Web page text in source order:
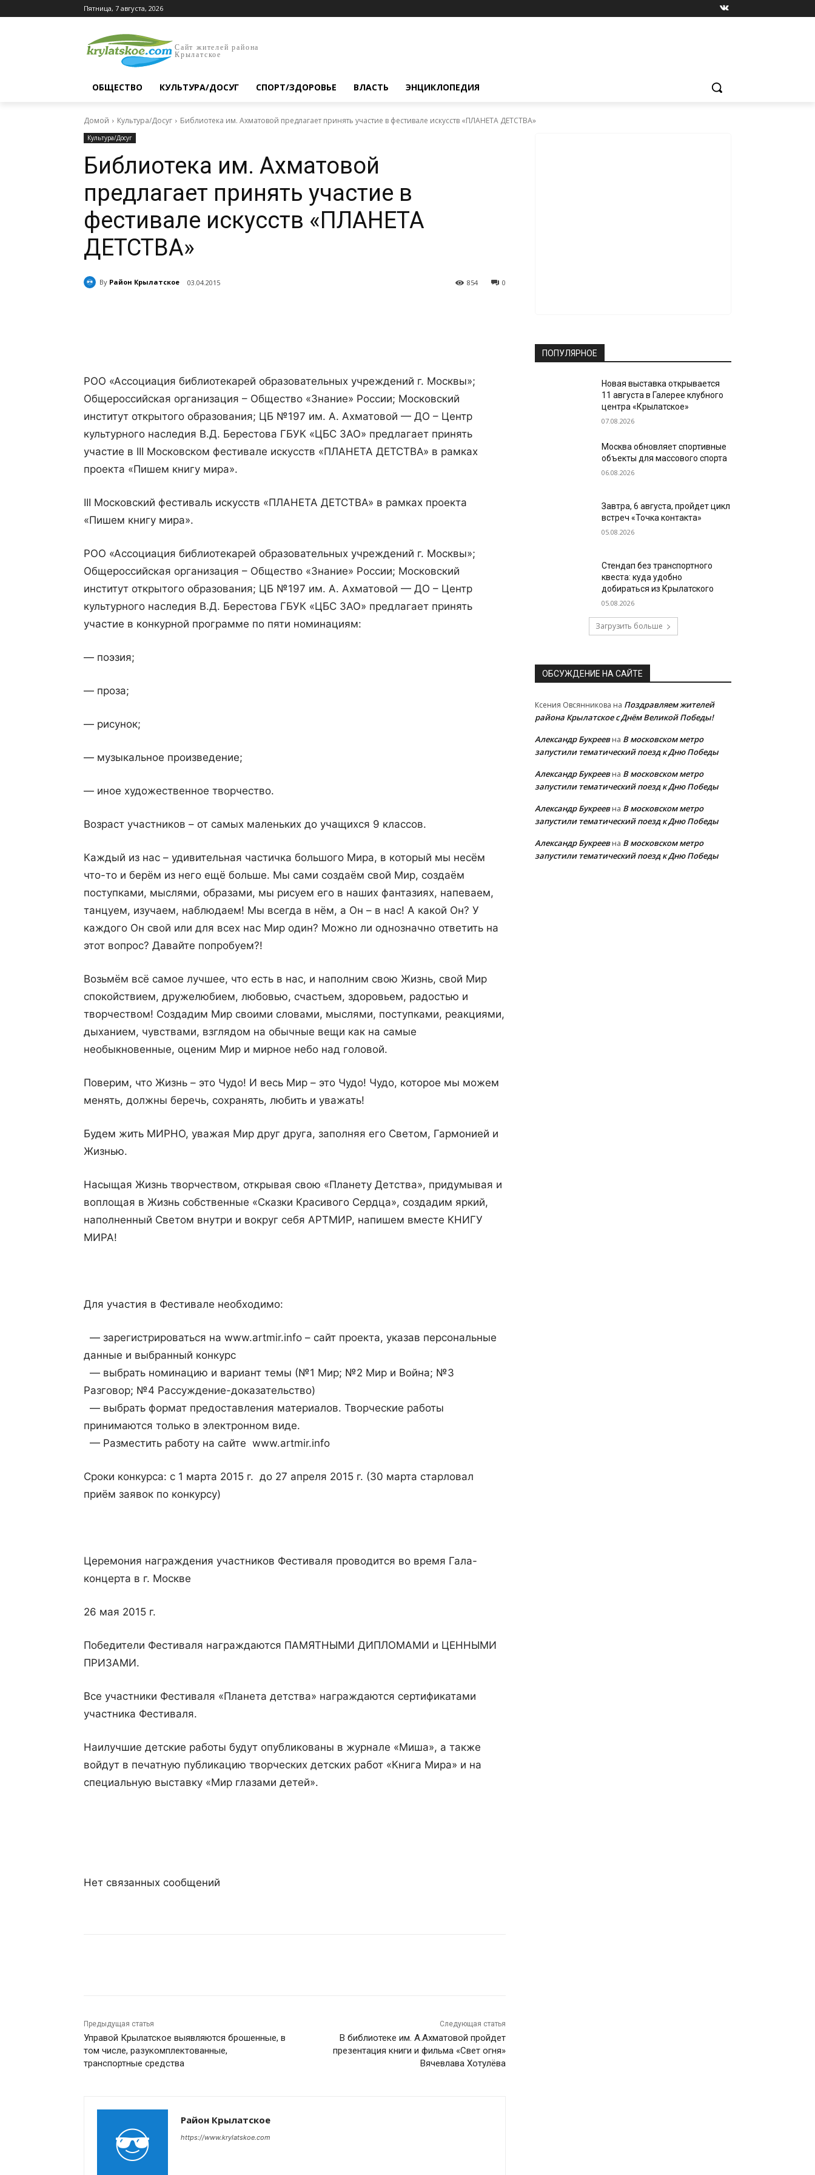
Пятница, 7 августа, 2026
Сайт жителей района
Крылатское
ОБЩЕСТВО КУЛЬТУРА/ДОСУГ СПОРТ/ЗДОРОВЬЕ ВЛАСТЬ ЭНЦИКЛОПЕДИЯ
Домой Культура/Досуг Библиотека им. Ахматовой предлагает принять участие в фестивале искусств «ПЛАНЕТА ДЕТСТВА»
Культура/Досуг
Библиотека им. Ахматовой
предлагает принять участие в
фестивале искусств «ПЛАНЕТА
ДЕТСТВА»
By Район Крылатское 03.04.2015 0
854
РОО «Ассоциация библиотекарей образовательных учреждений г. Москвы»;
Общероссийская организация – Общество «Знание» России; Московский
институт открытого образования; ЦБ №197 им. А. Ахматовой — ДО – Центр
культурного наследия В.Д. Берестова ГБУК «ЦБС ЗАО» предлагает принять
участие в III Московском фестивале искусств «ПЛАНЕТА ДЕТСТВА» в рамках
проекта «Пишем книгу мира».
III Московский фестиваль искусств «ПЛАНЕТА ДЕТСТВА» в рамках проекта
«Пишем книгу мира».
РОО «Ассоциация библиотекарей образовательных учреждений г. Москвы»;
Общероссийская организация – Общество «Знание» России; Московский
институт открытого образования; ЦБ №197 им. А. Ахматовой — ДО – Центр
культурного наследия В.Д. Берестова ГБУК «ЦБС ЗАО» предлагает принять
участие в конкурной программе по пяти номинациям:
— поэзия;
— проза;
— рисунок;
— музыкальное произведение;
— иное художественное творчество.
Возраст участников – от самых маленьких до учащихся 9 классов.
Каждый из нас – удивительная частичка большого Мира, в который мы несём
что-то и берём из него ещё больше. Мы сами создаём свой Мир, создаём
поступками, мыслями, образами, мы рисуем его в наших фантазиях, напеваем,
танцуем, изучаем, наблюдаем! Мы всегда в нём, а Он – в нас! А какой Он? У
каждого Он свой или для всех нас Мир один? Можно ли однозначно ответить на
этот вопрос? Давайте попробуем?!
Возьмём всё самое лучшее, что есть в нас, и наполним свою Жизнь, свой Мир
спокойствием, дружелюбием, любовью, счастьем, здоровьем, радостью и
творчеством! Создадим Мир своими словами, мыслями, поступками, реакциями,
дыханием, чувствами, взглядом на обычные вещи как на самые
необыкновенные, оценим Мир и мирное небо над головой.
Поверим, что Жизнь – это Чудо! И весь Мир – это Чудо! Чудо, которое мы можем
менять, должны беречь, сохранять, любить и уважать!
Будем жить МИРНО, уважая Мир друг друга, заполняя его Светом, Гармонией и
Жизнью.
Насыщая Жизнь творчеством, открывая свою «Планету Детства», придумывая и
воплощая в Жизнь собственные «Сказки Красивого Сердца», создадим яркий,
наполненный Светом внутри и вокруг себя АРТМИР, напишем вместе КНИГУ
МИРА!
Для участия в Фестивале необходимо:
— зарегистрироваться на www.artmir.info – сайт проекта, указав персональные
данные и выбранный конкурс
— выбрать номинацию и вариант темы (№1 Мир; №2 Мир и Война; №3
Разговор; №4 Рассуждение-доказательство)
— выбрать формат предоставления материалов. Творческие работы
принимаются только в электронном виде.
— Разместить работу на сайте www.artmir.info
Сроки конкурса: с 1 марта 2015 г. до 27 апреля 2015 г. (30 марта старловал
приём заявок по конкурсу)
Церемония награждения участников Фестиваля проводится во время Гала-
концерта в г. Москве
26 мая 2015 г.
Победители Фестиваля награждаются ПАМЯТНЫМИ ДИПЛОМАМИ и ЦЕННЫМИ
ПРИЗАМИ.
Все участники Фестиваля «Планета детства» награждаются сертификатами
участника Фестиваля.
Наилучшие детские работы будут опубликованы в журнале «Миша», а также
войдут в печатную публикацию творческих детских работ «Книга Мира» и на
специальную выставку «Мир глазами детей».
Нет связанных сообщений
Предыдущая статья
Управой Крылатское выявляются брошенные, в
том числе, разукомплектованные,
транспортные средства
Следующая статья
В библиотеке им. А.Ахматовой пройдет
презентация книги и фильма «Свет огня»
Вячевлава Хотулёва
Район Крылатское
https://www.krylatskoe.com
ПОПУЛЯРНОЕ
Новая выставка открывается
11 августа в Галерее клубного
центра «Крылатское»
07.08.2026
Москва обновляет спортивные
объекты для массового спорта
06.08.2026
Завтра, 6 августа, пройдет цикл
встреч «Точка контакта»
05.08.2026
Стендап без транспортного
квеста: куда удобно
добираться из Крылатского
05.08.2026
Загрузить больше
ОБСУЖДЕНИЕ НА САЙТЕ
Ксения Овсянникова на Поздравляем жителей
района Крылатское с Днём Великой Победы!
Александр Букреевна В московском метро
запустили тематический поезд к Дню Победы
Александр Букреевна В московском метро
запустили тематический поезд к Дню Победы
Александр Букреевна В московском метро
запустили тематический поезд к Дню Победы
Александр Букреевна В московском метро
запустили тематический поезд к Дню Победы